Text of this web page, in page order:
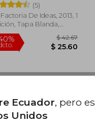
(5)
De Ideas, 2013, 1
Tapa Blanda,
Ecuador, pero
Unidos